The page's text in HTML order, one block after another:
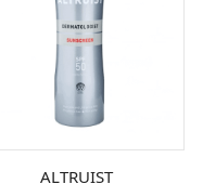
ALTRUIST